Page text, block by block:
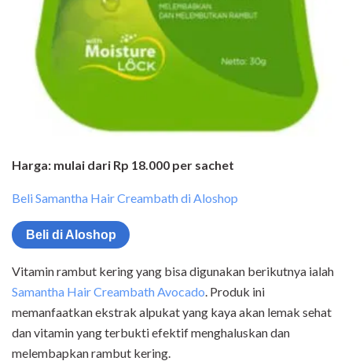
Harga: mulai dari Rp 18.000 per sachet
Beli Samantha Hair Creambath di Aloshop
Beli di Aloshop
Vitamin rambut kering yang bisa digunakan berikutnya ialah
Samantha Hair Creambath Avocado . Produk ini
memanfaatkan ekstrak alpukat yang kaya akan lemak sehat
dan vitamin yang terbukti efektif menghaluskan dan
melembapkan rambut kering.